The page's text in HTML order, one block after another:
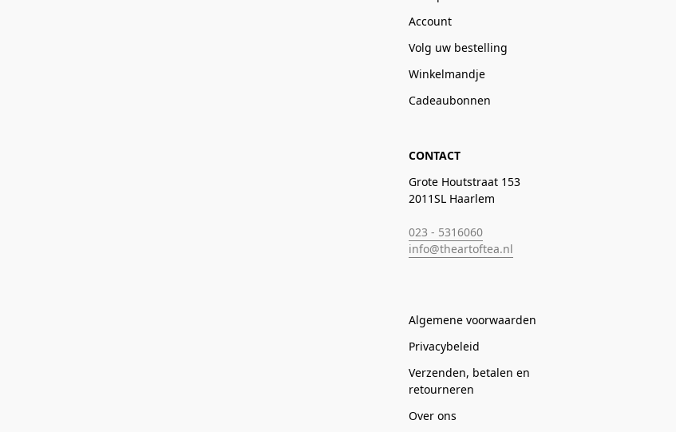
Account
Volg uw bestelling
Winkelmandje
Cadeaubonnen
CONTACT
Grote Houtstraat 153
2011SL Haarlem
023 - 5316060
info@theartoftea.nl
Algemene voorwaarden
Privacybeleid
Verzenden, betalen en
retourneren
Over ons